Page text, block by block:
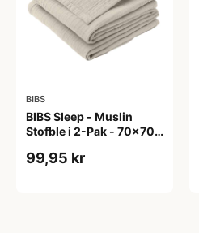
BIBS
BIBS Sleep - Muslin
Stofble i 2-Pak - 70x70
99,95 kr